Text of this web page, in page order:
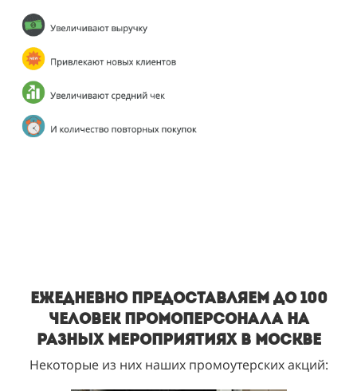
Ежедневно предоставляем до 100
человек промоперсонала на
разных мероприятиях в Москве
Некоторые из них наших промоутерских акций: